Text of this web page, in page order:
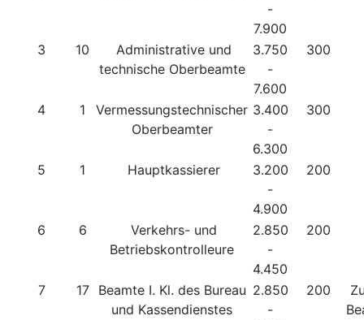
-
7.900
3 10
Administrative und
technische Oberbeamte
3.750
-
7.600
300
4 1
Vermessungstechnischer
Oberbeamter
3.400
-
6.300
300
5 1 Hauptkassierer
3.200
-
4.900
200
6 6
Verkehrs- und
Betriebskontrolleure
2.850
-
4.450
200
7 17
Beamte I. Kl. des Bureau
und Kassendienstes
2.850
-
200